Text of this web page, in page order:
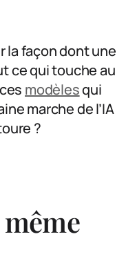
la façon dont une
ce qui touche au
modèlesqui
marche de l’IA
?